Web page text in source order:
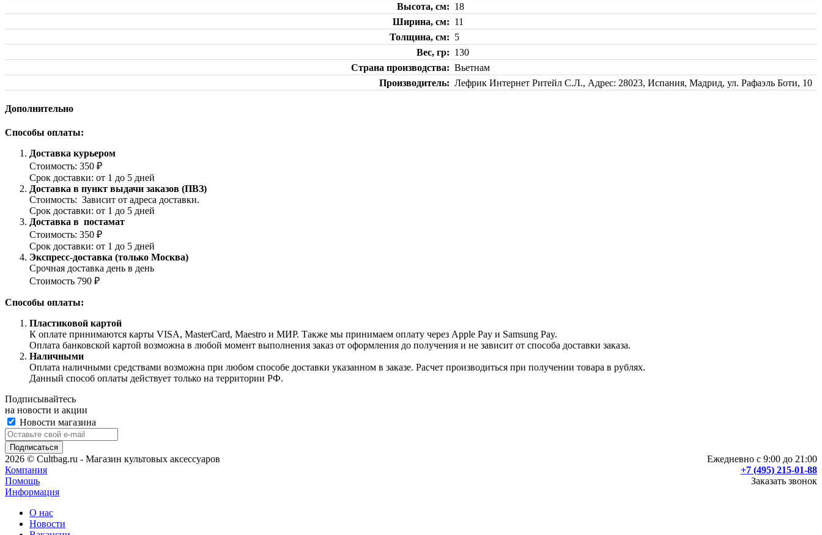
Высота, см
18
Ширина, см
11
Толщина, см
5
Вес, гр
130
Страна производства
Вьетнам
Производитель
Лефрик Интернет Ритейл С.Л., Адрес: 28023, Испания, Мадрид, ул. Рафаэль Боти, 10
Дополнительно
Способы оплаты:
Доставка курьером
Стоимость: 350 ₽
Срок доставки: от 1 до 5 дней
Доставка в пункт выдачи заказов (ПВЗ)
Стоимость: Зависит от адреса доставки.
Срок доставки: от 1 до 5 дней
Доставка в постамат
Стоимость: 350 ₽
Срок доставки: от 1 до 5 дней
Экспресс-доставка (только Москва)
Срочная доставка день в день
Стоимость 790 ₽
Способы оплаты:
Пластиковой картой
К оплате принимаются карты VISA, MasterCard, Maestro и МИР. Также мы принимаем оплату через Apple Pay и Samsung Pay.
Оплата банковской картой возможна в любой момент выполнения заказ от оформления до получения и не зависит от способа доставки заказа.
Наличными
Оплата наличными средствами возможна при любом способе доставки указанном в заказе. Расчет производиться при получении товара в рублях.
Данный способ оплаты действует только на территории РФ.
Подписывайтесь
на новости и акции
Новости магазина
Ежедневно с 9:00 до 21:00
+7 (495) 215-01-88
Заказать звонок
2026 © Cultbag.ru - Магазин культовых аксессуаров
Компания
Помощь
Информация
О нас
Новости